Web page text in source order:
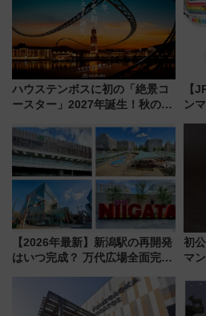
ハウステンボスに初の「絶景コ
ースター」2027年誕生！秋の
ろも一挙紹介
【
ン
【2026年最新】新潟駅の再開発
はいつ完成？ 万代広場全面完成
開発、バスタ新潟構想まで徹底
解説！
初
マ
15